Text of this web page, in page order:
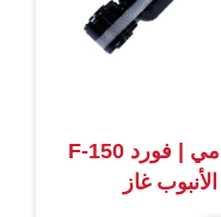
1150112 ممتص صدمات أمامي | فورد F-150